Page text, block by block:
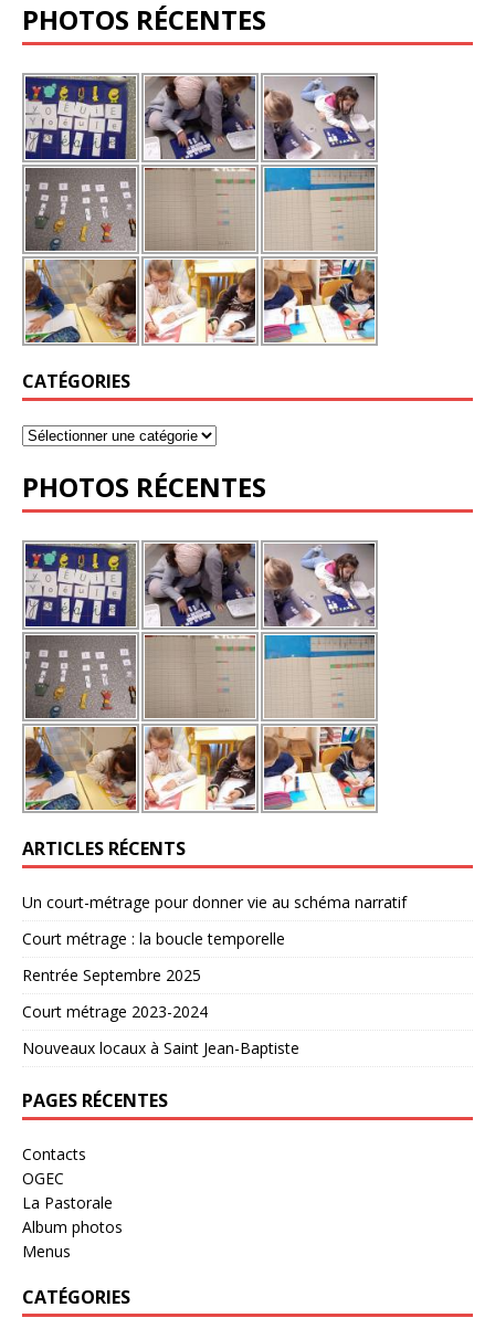
PHOTOS RÉCENTES
CATÉGORIES
PHOTOS RÉCENTES
ARTICLES RÉCENTS
Un court-métrage pour donner vie au schéma narratif
Court métrage : la boucle temporelle
Rentrée Septembre 2025
Court métrage 2023-2024
Nouveaux locaux à Saint Jean-Baptiste
PAGES RÉCENTES
Contacts
OGEC
La Pastorale
Album photos
Menus
CATÉGORIES